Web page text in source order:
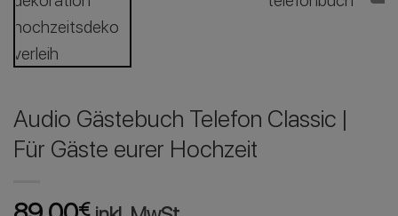
Audio Gästebuch Telefon Classic |
Für Gäste eurer Hochzeit
€